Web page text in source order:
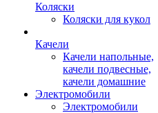
Коляски
Коляски для кукол
Качели
Качели напольные,
качели подвесные,
качели домашние
Электромобили
Электромобили